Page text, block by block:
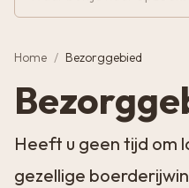
Home Bezorggebied
Heeft u geen tijd om
gezellige